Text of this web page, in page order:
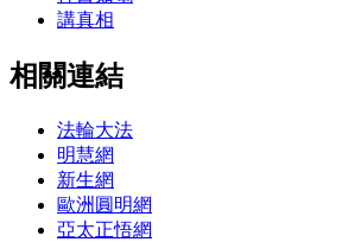
講真相
相關連結
法輪大法
明慧網
新生網
歐洲圓明網
亞太正悟網